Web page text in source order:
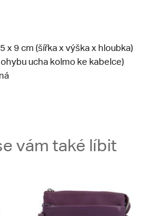
x 9 cm (šířka x výška x hloubka)
ucha kolmo ke kabelce)
vám také líbit